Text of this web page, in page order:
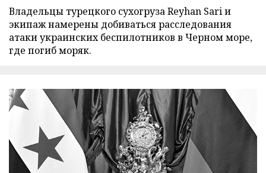
Владельцы турецкого сухогруза Reyhan Sari и
экипаж намерены добиваться расследования
атаки украинских беспилотников в Черном море,
где погиб моряк.